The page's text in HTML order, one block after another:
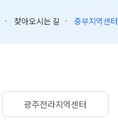
찾아오시는 길 중부지역센터
광주전라지역센터